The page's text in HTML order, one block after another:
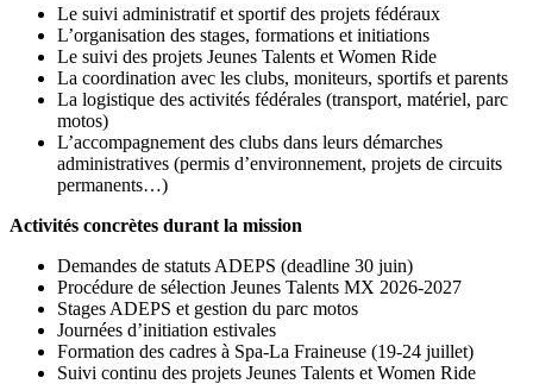
Le suivi administratif et sportif des projets fédéraux
L’organisation des stages, formations et initiations
Le suivi des projets Jeunes Talents et Women Ride
La coordination avec les clubs, moniteurs, sportifs et parents
La logistique des activités fédérales (transport, matériel, parc
motos)
L’accompagnement des clubs dans leurs démarches
administratives (permis d’environnement, projets de circuits
permanents…)
Activités concrètes durant la mission
Demandes de statuts ADEPS (deadline 30 juin)
Procédure de sélection Jeunes Talents MX 2026-2027
Stages ADEPS et gestion du parc motos
Journées d’initiation estivales
Formation des cadres à Spa-La Fraineuse (19-24 juillet)
Suivi continu des projets Jeunes Talents et Women Ride